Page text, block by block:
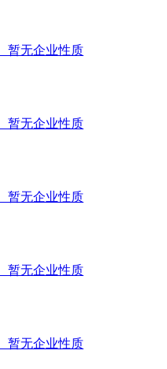
暂无企业性质
暂无企业性质
暂无企业性质
暂无企业性质
暂无企业性质